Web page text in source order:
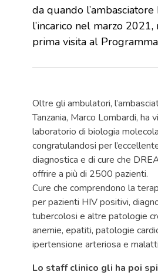
da quando l’ambasciatore
l’incarico nel marzo 2021,
prima visita al Programma
Oltre gli ambulatori,
Tanzania, Marco Lombardi, ha
laboratorio di biologia
congratulandosi per
diagnostica e di cure che
offrire a più di 2500 pazienti.
Cure che comprendono la
per pazienti HIV positivi,
tubercolosi e altre patologie
anemie, epatiti, patologie
ipertensione arteriosa e
Lo staff clinico gli ha poi